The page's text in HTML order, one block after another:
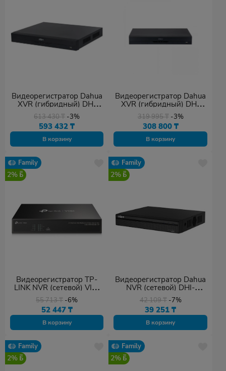
Видеорегистратор Dahua
XVR (гибридный) DH-
XVR5232AN-4KL-I3
613 430₸ -3%
593 432₸
В корзину
Видеорегистратор Dahua
XVR (гибридный) DH-
XVR5232AN-I3
319 995₸ -3%
308 800 ₸
В корзину
Family
2%
Видеорегистратор TP-
LINK NVR (сетевой) VIGI
NVR1004H-4P
55 713₸ -6%
52 447 ₸
В корзину
Family
2%
Видеорегистратор Dahua
NVR (сетевой) DHI-
NVR1108HS-S3/H
42 109₸ -7%
39 251₸
В корзину
Family
2%
Family
2%